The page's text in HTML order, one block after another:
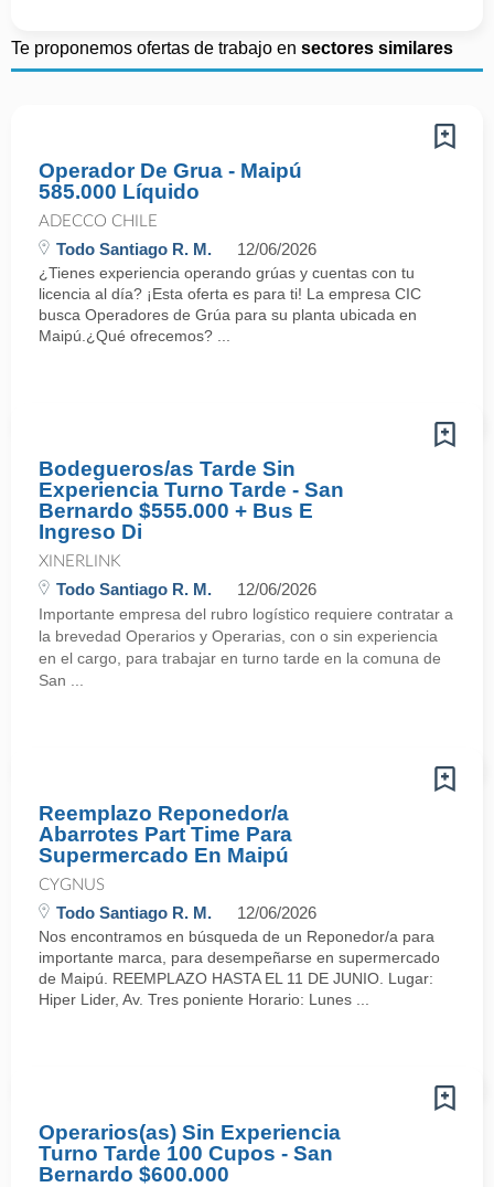
Te proponemos ofertas de trabajo en sectores similares
Operador De Grua - Maipú
585.000 Líquido
ADECCO CHILE
Todo Santiago R. M. 12/06/2026
¿Tienes experiencia operando grúas y cuentas con tu
licencia al día? ¡Esta oferta es para ti! La empresa CIC
busca Operadores de Grúa para su planta ubicada en
Maipú.¿Qué ofrecemos? ...
Bodegueros/as Tarde Sin
Experiencia Turno Tarde - San
Bernardo $555.000 + Bus E
Ingreso Di
XINERLINK
Todo Santiago R. M. 12/06/2026
Importante empresa del rubro logístico requiere contratar a
la brevedad Operarios y Operarias, con o sin experiencia
en el cargo, para trabajar en turno tarde en la comuna de
San ...
Reemplazo Reponedor/a
Abarrotes Part Time Para
Supermercado En Maipú
CYGNUS
Todo Santiago R. M. 12/06/2026
Nos encontramos en búsqueda de un Reponedor/a para
importante marca, para desempeñarse en supermercado
de Maipú. REEMPLAZO HASTA EL 11 DE JUNIO. Lugar:
Hiper Lider, Av. Tres poniente Horario: Lunes ...
Operarios(as) Sin Experiencia
Turno Tarde 100 Cupos - San
Bernardo $600.000